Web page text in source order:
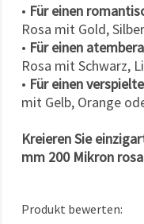
• Für einen
Rosa mit Gold,
• Für einen
Rosa mit Schwarz,
• Für einen
mit Gelb, Orange
Kreieren Sie
mm 200 Mikron
Produkt bewerten: